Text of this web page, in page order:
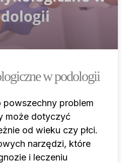
w podologii
powszechny problem
może dotyczyć
od wieku czy płci.
narzędzi, które
i leczeniu